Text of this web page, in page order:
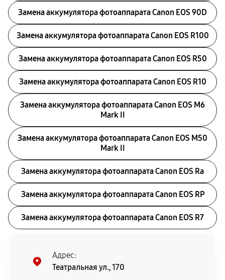
Замена аккумулятора фотоаппарата Canon EOS 90D
Замена аккумулятора фотоаппарата Canon EOS R100
Замена аккумулятора фотоаппарата Canon EOS R50
Замена аккумулятора фотоаппарата Canon EOS R10
Замена аккумулятора фотоаппарата Canon EOS M6
Mark II
Замена аккумулятора фотоаппарата Canon EOS M50
Mark II
Замена аккумулятора фотоаппарата Canon EOS Ra
Замена аккумулятора фотоаппарата Canon EOS RP
Замена аккумулятора фотоаппарата Canon EOS R7
Адрес:
Театральная ул., 170